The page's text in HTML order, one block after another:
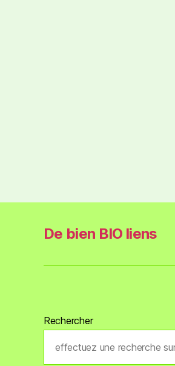
De bien BIO liens
Rechercher